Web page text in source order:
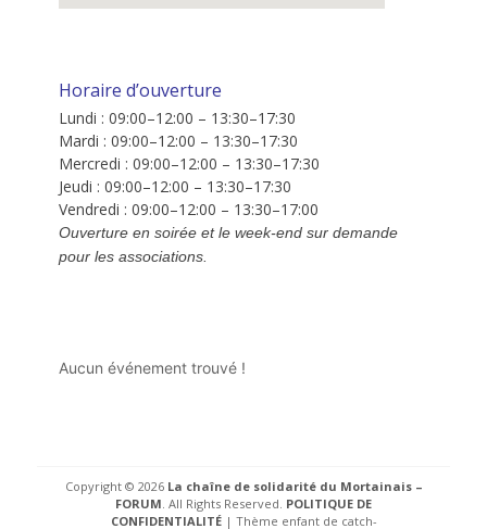
Horaire d’ouverture
Lundi : 09:00–12:00 – 13:30–17:30
Mardi : 09:00–12:00 – 13:30–17:30
Mercredi : 09:00–12:00 – 13:30–17:30
Jeudi : 09:00–12:00 – 13:30–17:30
Vendredi : 09:00–12:00 – 13:30–17:00
Ouverture en soirée et le week-end sur demande
pour les associations.
Aucun événement trouvé !
Copyright © 2026 La chaîne de solidarité du Mortainais –
FORUM. All Rights Reserved. POLITIQUE DE
CONFIDENTIALITÉ| Thème enfant de catch-